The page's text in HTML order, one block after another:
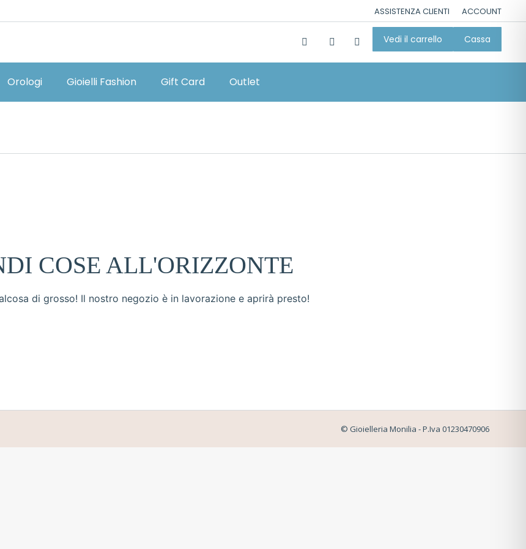
ASSISTENZA CLIENTI ACCOUNT
Vedi il carrello Cassa
Orologi Gioielli Fashion Gift Card Outlet
COSE ALL'ORIZZONTE
di grosso! Il nostro negozio è in lavorazione e aprirà presto!
© Gioielleria Monilia - P.Iva 01230470906